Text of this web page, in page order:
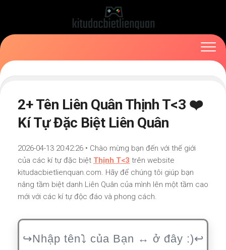
2+ Tên Liên Quân Thịnh T<3 ❤️
Kí Tự Đặc Biệt Liên Quân
2026-04-13 20:42:26 • Chào mừng bạn đến với thế giới
của các kí tự đặc biệt Thịnh T<3 trên website
kitudacbietlienquan.com. Hãy để chúng tôi giúp bạn
nâng tầm biệt danh Liên Quân của mình lên một tầm cao
mới với các kí tự độc đáo và phong cách.